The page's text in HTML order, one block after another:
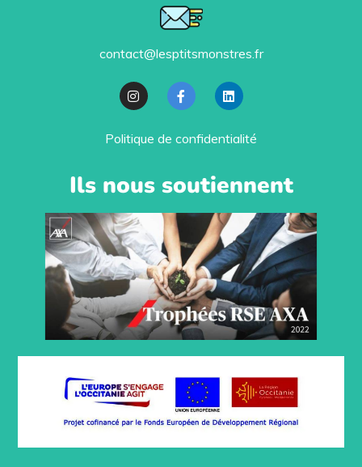
contact@lesptitsmonstres.fr
Politique de confidentialité
Ils nous soutiennent